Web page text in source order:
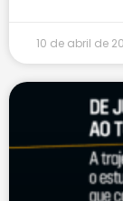
10 de abril de